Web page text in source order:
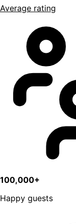
Average rating
100,000+
Happy guests